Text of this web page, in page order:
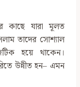
কাছে যারা মূলত
তাদের সোশ্যাল
হয়ে থাকেন।
উন্নীত হন– এমন